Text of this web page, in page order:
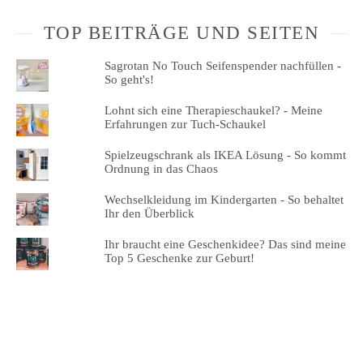
TOP BEITRÄGE UND SEITEN
Sagrotan No Touch Seifenspender nachfüllen -
So geht's!
Lohnt sich eine Therapieschaukel? - Meine
Erfahrungen zur Tuch-Schaukel
Spielzeugschrank als IKEA Lösung - So kommt
Ordnung in das Chaos
Wechselkleidung im Kindergarten - So behaltet
Ihr den Überblick
Ihr braucht eine Geschenkidee? Das sind meine
Top 5 Geschenke zur Geburt!